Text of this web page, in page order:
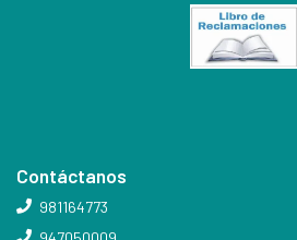
Contáctanos
981164773